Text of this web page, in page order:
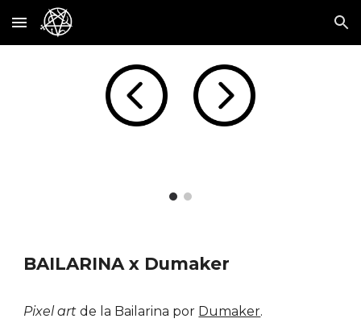
Skip to main content Skip to navigation
BAILARINA x Dumaker
Pixel art de la Bailarina por Dumaker.